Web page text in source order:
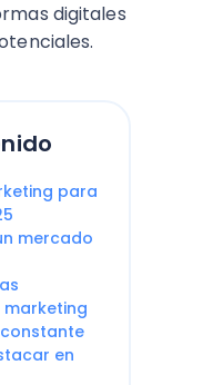
digitales
para
mercado
en